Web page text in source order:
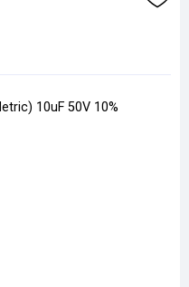
10uF 50V 10%